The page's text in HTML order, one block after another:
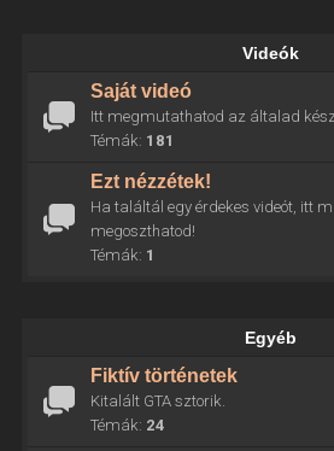
Videók
Saját videó
Itt megmutathatod az általad
Témák: 181
Ezt nézzétek!
Ha találtál egy érdekes videót, itt
megoszthatod!
Témák: 1
Egyéb
Fiktív történetek
Kitalált GTA sztorik.
Témák: 24